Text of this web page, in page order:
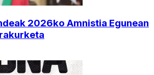
2026ko Amnistia Egunean